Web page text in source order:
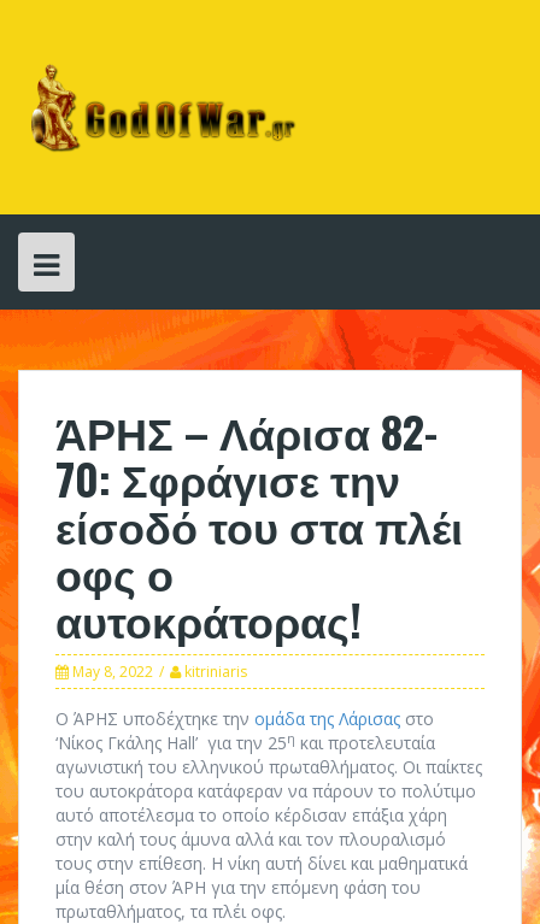
content
ΆΡΗΣ – Λάρισα 82-
70: Σφράγισε την
είσοδό του στα πλέι
οφς ο
αυτοκράτορας!
May 8, 2022 kitriniaris
Ο ΆΡΗΣ υποδέχτηκε την ομάδα της Λάρισας στο
‘Νίκος Γκάλης Hall’ για την 25η και προτελευταία
αγωνιστική του ελληνικού πρωταθλήματος. Οι παίκτες
του αυτοκράτορα κατάφεραν να πάρουν το πολύτιμο
αυτό αποτέλεσμα το οποίο κέρδισαν επάξια χάρη
στην καλή τους άμυνα αλλά και τον πλουραλισμό
τους στην επίθεση. Η νίκη αυτή δίνει και μαθηματικά
μία θέση στον ΆΡΗ για την επόμενη φάση του
πρωταθλήματος, τα πλέι οφς.